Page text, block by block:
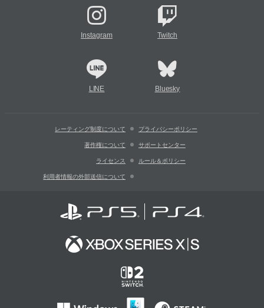
Instagram Twitch
LINE Bluesky
レーティング制度について プライバシーポリシー
著作権について サポートセンター
ライセンス ルール＆ポリシー
利用者情報の外部送信について